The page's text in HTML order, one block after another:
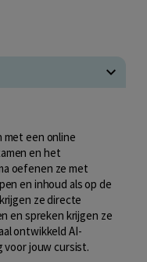
een online
en het
oefenen ze met
en inhoud als op de
ze directe
en spreken krijgen ze
ontwikkeld AI-
voor jouw cursist.